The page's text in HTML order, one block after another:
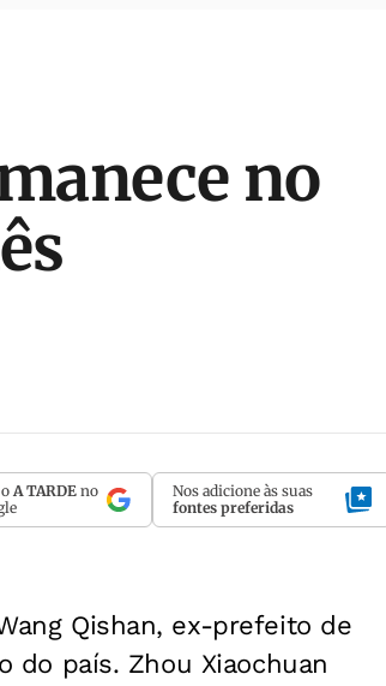
no
A TARDE no
Nos adicione às suas
fontes preferidas
Qishan, ex-prefeito de
país. Zhou Xiaochuan